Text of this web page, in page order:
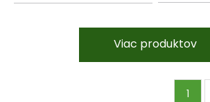
Viac produktov
1